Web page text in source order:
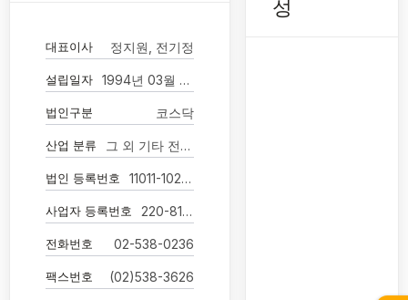
대표이사 정지원, 전기정
설립일자 1994년 03월 30일
법인구분 코스닥
산업 분류 그 외 기타 전기 통신업
법인 등록번호 11011-1023889
사업자 등록번호 220-81-02504
전화번호 02-538-0236
팩스번호 (02)538-3626
성